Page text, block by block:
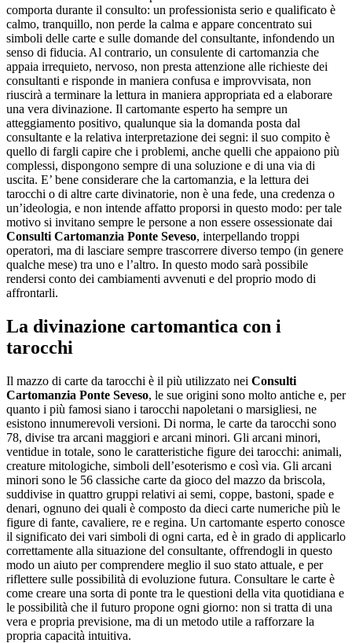
comporta durante il consulto: un professionista serio e qualificato è
calmo, tranquillo, non perde la calma e appare concentrato sui
simboli delle carte e sulle domande del consultante, infondendo un
senso di fiducia. Al contrario, un consulente di cartomanzia che
appaia irrequieto, nervoso, non presta attenzione alle richieste dei
consultanti e risponde in maniera confusa e improvvisata, non
riuscirà a terminare la lettura in maniera appropriata ed a elaborare
una vera divinazione. Il cartomante esperto ha sempre un
atteggiamento positivo, qualunque sia la domanda posta dal
consultante e la relativa interpretazione dei segni: il suo compito è
quello di fargli capire che i problemi, anche quelli che appaiono più
complessi, dispongono sempre di una soluzione e di una via di
uscita. E’ bene considerare che la cartomanzia, e la lettura dei
tarocchi o di altre carte divinatorie, non è una fede, una credenza o
un’ideologia, e non intende affatto proporsi in questo modo: per tale
motivo si invitano sempre le persone a non essere ossessionate dai
Consulti Cartomanzia Ponte Seveso, interpellando troppi
operatori, ma di lasciare sempre trascorrere diverso tempo (in genere
qualche mese) tra uno e l’altro. In questo modo sarà possibile
rendersi conto dei cambiamenti avvenuti e del proprio modo di
affrontarli.
La divinazione cartomantica con i
tarocchi
Il mazzo di carte da tarocchi è il più utilizzato nei Consulti
Cartomanzia Ponte Seveso, le sue origini sono molto antiche e, per
quanto i più famosi siano i tarocchi napoletani o marsigliesi, ne
esistono innumerevoli versioni. Di norma, le carte da tarocchi sono
78, divise tra arcani maggiori e arcani minori. Gli arcani minori,
ventidue in totale, sono le caratteristiche figure dei tarocchi: animali,
creature mitologiche, simboli dell’esoterismo e così via. Gli arcani
minori sono le 56 classiche carte da gioco del mazzo da briscola,
suddivise in quattro gruppi relativi ai semi, coppe, bastoni, spade e
denari, ognuno dei quali è composto da dieci carte numeriche più le
figure di fante, cavaliere, re e regina. Un cartomante esperto conosce
il significato dei vari simboli di ogni carta, ed è in grado di applicarlo
correttamente alla situazione del consultante, offrendogli in questo
modo un aiuto per comprendere meglio il suo stato attuale, e per
riflettere sulle possibilità di evoluzione futura. Consultare le carte è
come creare una sorta di ponte tra le questioni della vita quotidiana e
le possibilità che il futuro propone ogni giorno: non si tratta di una
vera e propria previsione, ma di un metodo utile a rafforzare la
propria capacità intuitiva.